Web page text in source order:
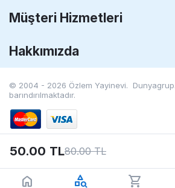
50.00 TL80.00 TL
Müşteri Hizmetleri
Hakkımızda
© 2004 - 2026 Özlem Yayinevi.
barındırılmaktadır.